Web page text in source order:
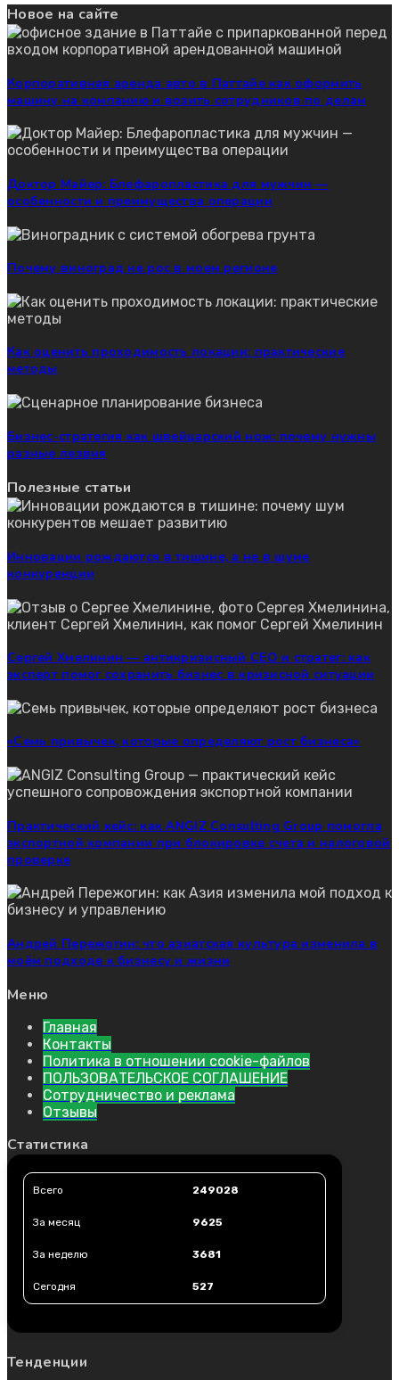
Новое на сайте
Корпоративная аренда авто в Паттайе как оформить
машину на компанию и возить сотрудников по делам
Доктор Майер: Блефаропластика для мужчин —
особенности и преимущества операции
Почему виноград не рос в моем регионе
Как оценить проходимость локации: практические
методы
Бизнес-стратегия как швейцарский нож: почему нужны
разные лезвия
Полезные статьи
Инновации рождаются в тишине, а не в шуме
конкуренции
Сергей Хмелинин — антикризисный CEO и стратег: как
эксперт помог сохранить бизнес в кризисной ситуации
«Семь привычек, которые определяют рост бизнеса»
Практический кейс: как ANGIZ Consulting Group помогла
экспортной компании при блокировке счета и налоговой
проверке
Андрей Пережогин: что азиатская культура изменила в
моём подходе к бизнесу и жизни
Меню
Главная
Контакты
Политика в отношении cookie-файлов
ПОЛЬЗОВАТЕЛЬСКОЕ СОГЛАШЕНИЕ
Сотрудничество и реклама
Отзывы
Статистика
Всего 249028
За месяц 9625
За неделю 3681
Сегодня 527
Тенденции